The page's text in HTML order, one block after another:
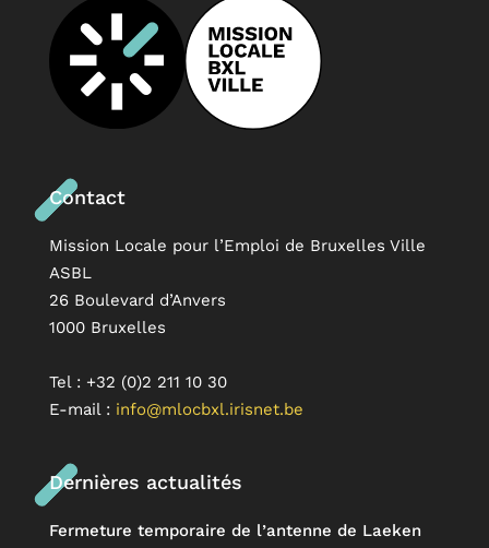
Contact
Mission Locale pour l’Emploi de Bruxelles Ville
ASBL
26 Boulevard d’Anvers
1000 Bruxelles
Tel : +32 (0)2 211 10 30
E-mail : info@mlocbxl.irisnet.be
Dernières actualités
Fermeture temporaire de l’antenne de Laeken